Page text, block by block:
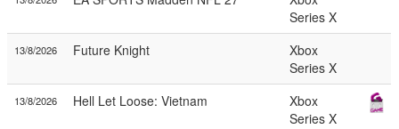
Series X
13/8/2026 Future Knight
Xbox
Series X
13/8/2026 Hell Let Loose: Vietnam
Xbox
Series X